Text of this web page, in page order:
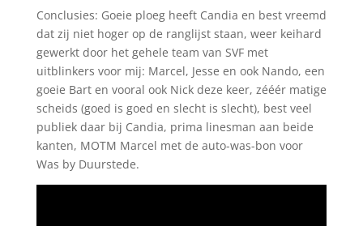
Conclusies: Goeie ploeg heeft Candia en best vreemd
dat zij niet hoger op de ranglijst staan, weer keihard
gewerkt door het gehele team van SVF met
uitblinkers voor mij: Marcel, Jesse en ook Nando, een
goeie Bart en vooral ook Nick deze keer, zééér matige
scheids (goed is goed en slecht is slecht), best veel
publiek daar bij Candia, prima linesman aan beide
kanten, MOTM Marcel met de auto-was-bon voor
Was by Duurstede.